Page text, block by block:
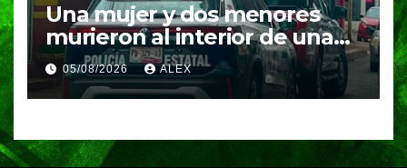
Una mujer y dos menores
murieron al interior de una
vivienda en Huauchinango;
investigan posible
intoxicación
05/08/2026 ALEX